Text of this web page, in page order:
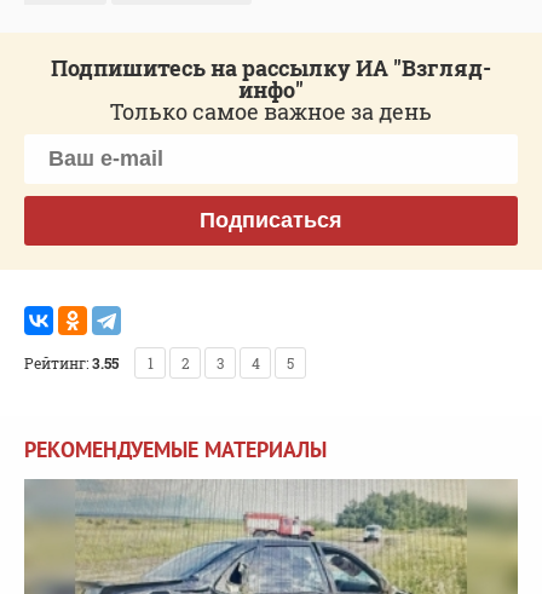
Подпишитесь на рассылку ИА "Взгляд-
инфо"
Только самое важное за день
Подписаться
Рейтинг:3.55 1 2 3 4 5
РЕКОМЕНДУЕМЫЕ МАТЕРИАЛЫ